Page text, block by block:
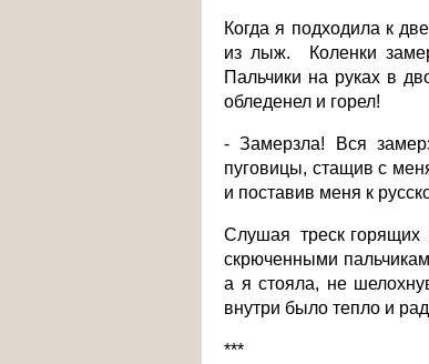
Когда я подходила к
из лыж. Коленки
Пальчики на руках в
обледенел и горел!
- Замерзла! Вся
пуговицы, стащив с
и поставив меня к
Слушая треск горящих
скрюченными
а я стояла, не
внутри было тепло и
***